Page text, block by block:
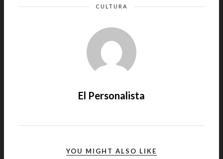
CULTURA
El Personalista
YOU MIGHT ALSO LIKE